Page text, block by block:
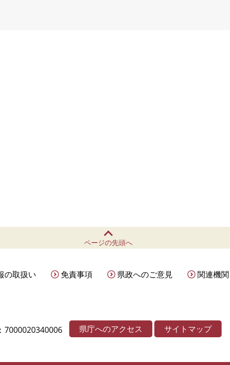
ページの先頭へ
の取扱い 免責事項 県政へのご意見 関連機関
7000020340006 県庁へのアクセス サイトマップ